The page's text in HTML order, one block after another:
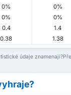
0% 0%
0% 0%
0.4 1.4
0.38 1.38
údaje